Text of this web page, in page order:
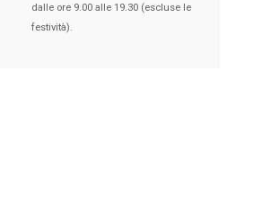
dalle ore 9.00 alle 19.30 (escluse le
festività).